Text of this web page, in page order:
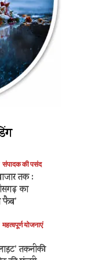
संपादक की पसंद
तक :
का
फैब’
महत्वपूर्ण योजनाएं
तकनीकी